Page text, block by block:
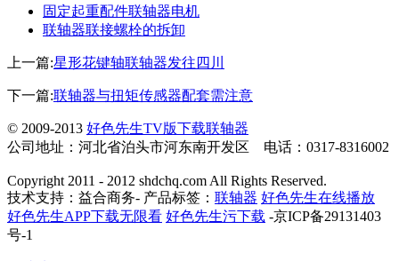
固定起重配件联轴器电机
联轴器联接螺栓的拆卸
上一篇:星形花键轴联轴器发往四川
下一篇:联轴器与扭矩传感器配套需注意
© 2009-2013 好色先生TV版下载联轴器
公司地址：河北省泊头市河东南开发区 电话：0317-8316002
Copyright 2011 - 2012 shdchq.com All Rights Reserved.
技术支持：益合商务- 产品标签： 联轴器 好色先生在线播放
好色先生APP下载无限看 好色先生污下载 -京ICP备29131403
号-1